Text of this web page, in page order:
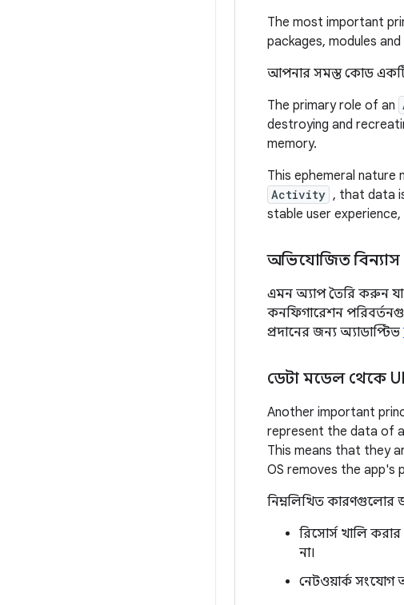
The most important
packages, modules
আপনার সমস্ত কোড
The primary role of an
destroying and
memory.
This ephemeral
Activity , that data
stable user
অভিযোজিত বিন্যাস
এমন অ্যাপ তৈরি করুন
কনফিগারেশন
প্রদানের জন্য অ্যাডাপ্টিভ
ডেটা মডেল থেকে
Another important
represent the data of
This means that they
OS removes the app's
নিম্নলিখিত কারণগুলোর
রিসোর্স খালি
না।
নেটওয়ার্ক